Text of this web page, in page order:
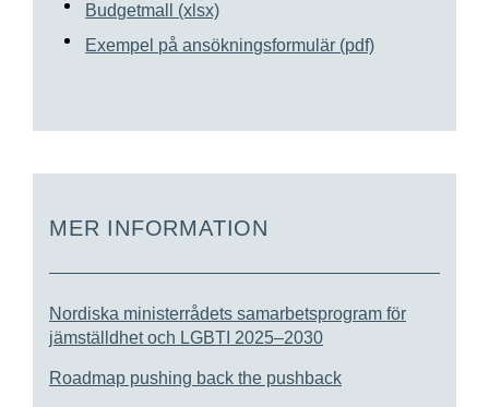
Budgetmall (xlsx)
Exempel på ansökningsformulär (pdf)
MER INFORMATION
Nordiska ministerrådets samarbets­program för
jämställdhet och LGBTI 2025–2030
Roadmap pushing back the pushback